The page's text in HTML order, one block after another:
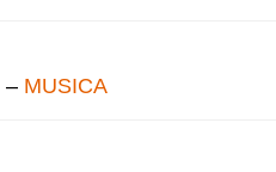
– MUSICA